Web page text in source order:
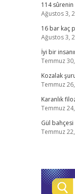
114
Ağustos 3,
16 bar kaç
Ağustos 3,
İyi bir
Temmuz
Kozalak
Temmuz
Karanlık
Temmuz
Gül
Temmuz